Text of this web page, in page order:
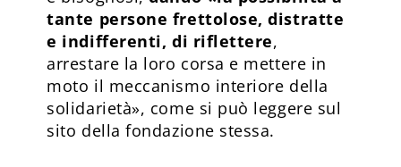
tante persone frettolose, distratte
e indifferenti, di riflettere,
arrestare la loro corsa e mettere in
moto il meccanismo interiore della
solidarietà», come si può leggere sul
sito della fondazione stessa.